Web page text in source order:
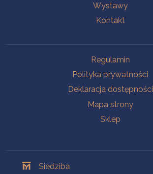
Wystawy
Kontakt
Regulamin
Polityka prywatności
Deklaracja dostępności
Mapa strony
Sklep
Siedziba